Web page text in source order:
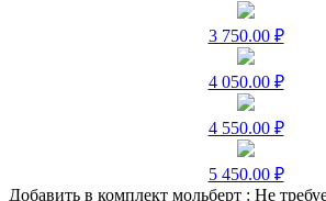
3 750.00 ₽
4 050.00 ₽
4 550.00 ₽
5 450.00 ₽
Добавить в комплект мольберт : Не